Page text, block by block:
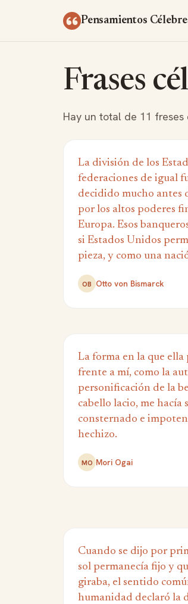
Pensamientos
Frases
Hay un total de 11 freses
La división de los
federaciones de igual
decidido mucho antes
por los altos poderes
Europa. Esos
si Estados Unidos
pieza, y como una
OB Otto von Bismarck
La forma en la que ella
frente a mí, como la
personificación de la
cabello lacio, me hacía
consternado e
hechizo.
MO Mori Ogai
Cuando se dijo por
sol permanecía fijo y
giraba, el sentido
humanidad declaró la